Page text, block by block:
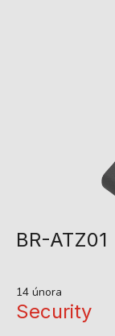
BR-ATZ01
14 února
Security